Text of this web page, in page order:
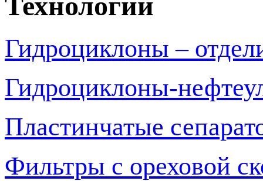
Гидроциклоны –
Гидроциклоны-
Пластинчатые
Фильтры с ореховой